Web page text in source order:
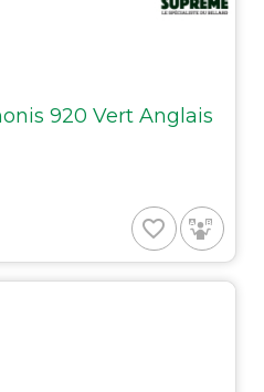
920 Vert Anglais
favorite_border